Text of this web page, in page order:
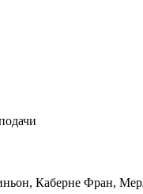
Каберне Фран,